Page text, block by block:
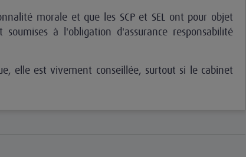
morale et que les SCP et SEL ont pour objet
à l'obligation d'assurance responsabilité
elle est vivement conseillée, surtout si le cabinet